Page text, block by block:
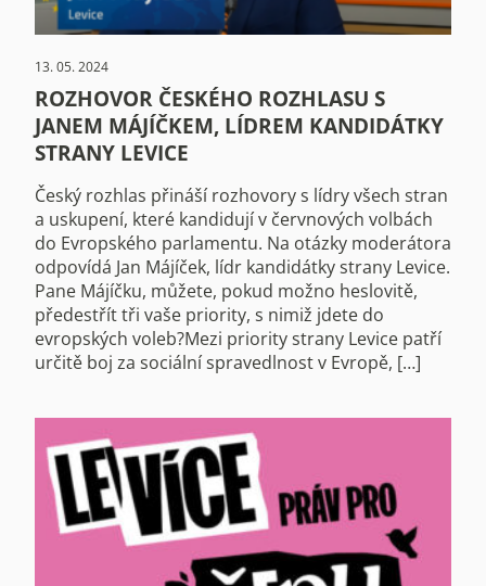
13. 05. 2024
ROZHOVOR ČESKÉHO ROZHLASU S
JANEM MÁJÍČKEM, LÍDREM KANDIDÁTKY
STRANY LEVICE
Český rozhlas přináší rozhovory s lídry všech stran
a uskupení, které kandidují v červnových volbách
do Evropského parlamentu. Na otázky moderátora
odpovídá Jan Májíček, lídr kandidátky strany Levice.
Pane Májíčku, můžete, pokud možno heslovitě,
předestřít tři vaše priority, s nimiž jdete do
evropských voleb?Mezi priority strany Levice patří
určitě boj za sociální spravedlnost v Evropě, […]